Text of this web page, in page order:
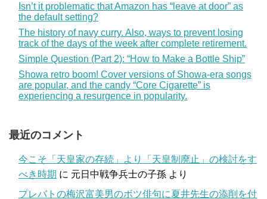
Isn’t it problematic that Amazon has “leave at door” as
the default setting?
The history of navy curry. Also, ways to prevent losing
track of the days of the week after complete retirement.
Simple Question (Part 2): “How to Make a Bottle Ship”
Showa retro boom! Cover versions of Showa-era songs
are popular, and the candy “Core Cigarette” is
experiencing a resurgence in popularity.
最近のコメント
今こそ「天皇家の存続」より「天皇制廃止」の検討をす
べき時期 に 元日中戦争兵士の子孫 より
プレバトの梅沢富美男のボツ俳句に夏井先生の添削を付